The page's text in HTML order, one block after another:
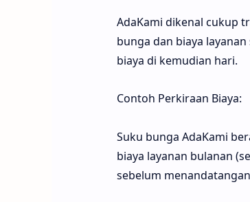
AdaKami dikenal cukup
bunga dan biaya
biaya di kemudian hari.
Contoh Perkiraan Biaya:
Suku bunga AdaKami
biaya layanan bulanan
sebelum